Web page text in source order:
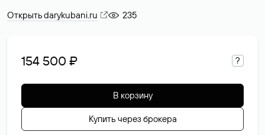
Открыть darykubani.ru 235
154 500 ₽ ?
В корзину
Купить через брокера